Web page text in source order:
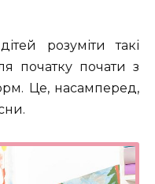
розуміти такі
початку почати з
Це, насамперед,